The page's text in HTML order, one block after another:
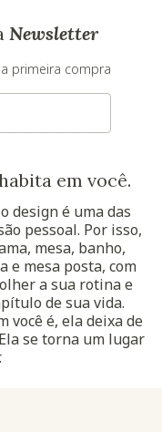
Newsletter
primeira compra
em você.
design é uma das
pessoal. Por isso,
mesa, banho,
e mesa posta, com
a sua rotina e
de sua vida.
você é, ela deixa de
se torna um lugar